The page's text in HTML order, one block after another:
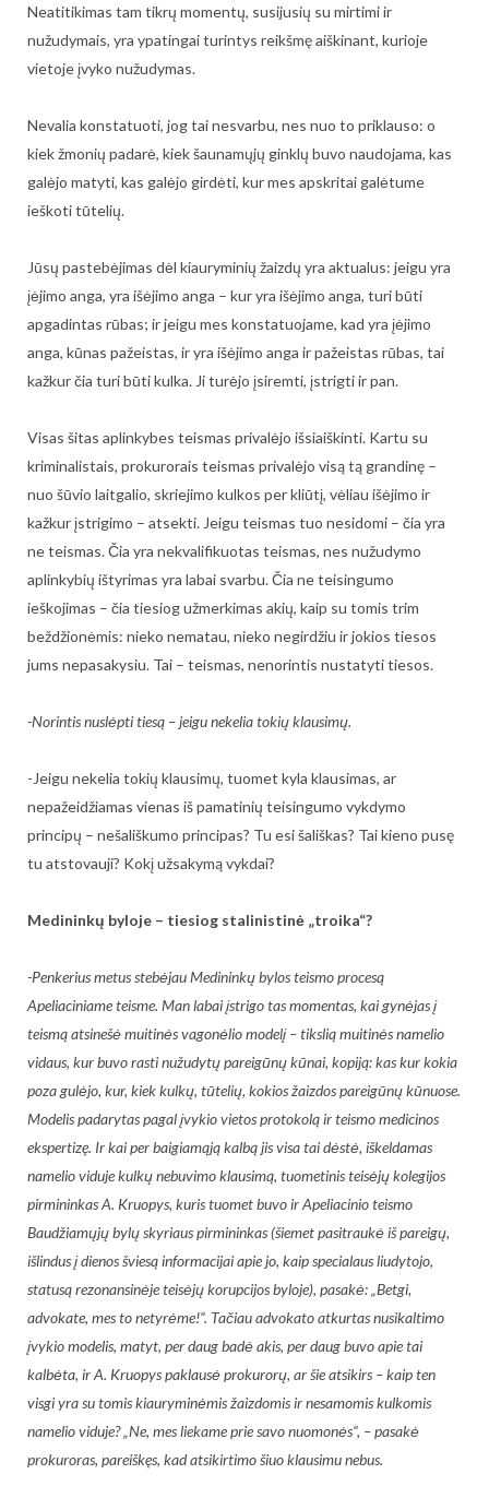
Neatitikimas tam tikrų momentų, susijusių su mirtimi ir
nužudymais, yra ypatingai turintys reikšmę aiškinant, kurioje
vietoje įvyko nužudymas.
Nevalia konstatuoti, jog tai nesvarbu, nes nuo to priklauso: o
kiek žmonių padarė, kiek šaunamųjų ginklų buvo naudojama, kas
galėjo matyti, kas galėjo girdėti, kur mes apskritai galėtume
ieškoti tūtelių.
Jūsų pastebėjimas dėl kiauryminių žaizdų yra aktualus: jeigu yra
įėjimo anga, yra išėjimo anga – kur yra išėjimo anga, turi būti
apgadintas rūbas; ir jeigu mes konstatuojame, kad yra įėjimo
anga, kūnas pažeistas, ir yra išėjimo anga ir pažeistas rūbas, tai
kažkur čia turi būti kulka. Ji turėjo įsiremti, įstrigti ir pan.
Visas šitas aplinkybes teismas privalėjo išsiaiškinti. Kartu su
kriminalistais, prokurorais teismas privalėjo visą tą grandinę –
nuo šūvio laitgalio, skriejimo kulkos per kliūtį, vėliau išėjimo ir
kažkur įstrigimo – atsekti. Jeigu teismas tuo nesidomi – čia yra
ne teismas. Čia yra nekvalifikuotas teismas, nes nužudymo
aplinkybių ištyrimas yra labai svarbu. Čia ne teisingumo
ieškojimas – čia tiesiog užmerkimas akių, kaip su tomis trim
beždžionėmis: nieko nematau, nieko negirdžiu ir jokios tiesos
jums nepasakysiu. Tai – teismas, nenorintis nustatyti tiesos.
-Norintis nuslėpti tiesą – jeigu nekelia tokių klausimų.
-Jeigu nekelia tokių klausimų, tuomet kyla klausimas, ar
nepažeidžiamas vienas iš pamatinių teisingumo vykdymo
principų – nešališkumo principas? Tu esi šališkas? Tai kieno pusę
tu atstovauji? Kokį užsakymą vykdai?
Medininkų byloje – tiesiog stalinistinė „troika“?
-Penkerius metus stebėjau Medininkų bylos teismo procesą
Apeliaciniame teisme. Man labai įstrigo tas momentas, kai gynėjas į
teismą atsinešė muitinės vagonėlio modelį – tikslią muitinės namelio
vidaus, kur buvo rasti nužudytų pareigūnų kūnai, kopiją: kas kur kokia
poza gulėjo, kur, kiek kulkų, tūtelių, kokios žaizdos pareigūnų kūnuose.
Modelis padarytas pagal įvykio vietos protokolą ir teismo medicinos
ekspertizę. Ir kai per baigiamąją kalbą jis visa tai dėstė, iškeldamas
namelio viduje kulkų nebuvimo klausimą, tuometinis teisėjų kolegijos
pirmininkas A. Kruopys, kuris tuomet buvo ir Apeliacinio teismo
Baudžiamųjų bylų skyriaus pirmininkas (šiemet pasitraukė iš pareigų,
išlindus į dienos šviesą informacijai apie jo, kaip specialaus liudytojo,
statusą rezonansinėje teisėjų korupcijos byloje), pasakė: „Betgi,
advokate, mes to netyrėme!“. Tačiau advokato atkurtas nusikaltimo
įvykio modelis, matyt, per daug badė akis, per daug buvo apie tai
kalbėta, ir A. Kruopys paklausė prokurorų, ar šie atsikirs – kaip ten
visgi yra su tomis kiauryminėmis žaizdomis ir nesamomis kulkomis
namelio viduje? „Ne, mes liekame prie savo nuomonės“, – pasakė
prokuroras, pareiškęs, kad atsikirtimo šiuo klausimu nebus.